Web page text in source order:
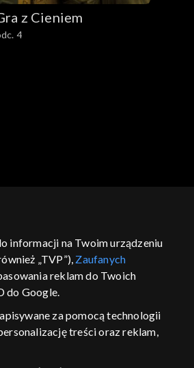
z Cieniem
4
usług
informacji na Twoim urządzeniu
„TVP”), Zaufanych
reklam do Twoich
do Google.
za pomocą technologii
treści oraz reklam,